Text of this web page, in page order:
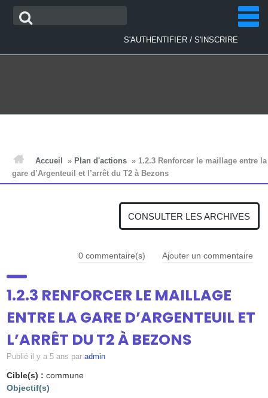
Aller
Recherche
S'AUTHENTIFIER/ S'INSCRIRE
ACTUALITÉS
PLAN D'ACTIONS
DOSSIERS
Accueil » Plan d'actions » 1.2.3 Renforcer le maillage entre la
gare d’Argenteuil et l’arrêt du T2 à Bezons
CONSULTER LES ARCHIVES
0commentaire(s) Ajouter un commentaire
1.2.3 RENFORCER LE MAILLAGE
ENTRE LA GARE D’ARGENTEUIL ET
L’ARRÊT DU T2 À BEZONS
Publié il y a 5 ans paradmin
Cible(s) :commune
Objectif(s)